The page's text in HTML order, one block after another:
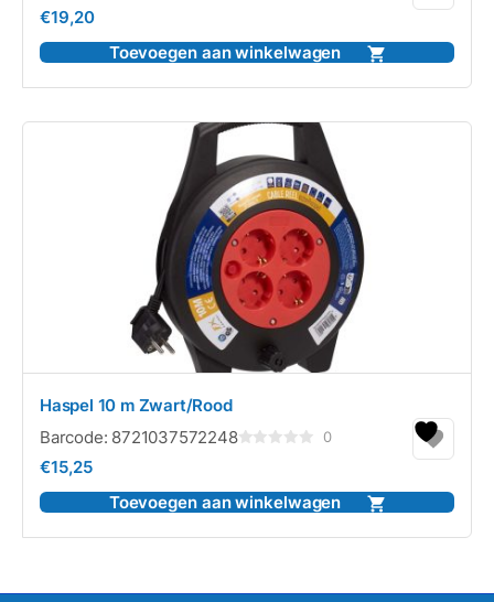
5
€19,20
Toevoegen aan winkelwagen
Haspel 10 m Zwart/Rood
Barcode: 8721037572248
5
0
€15,25
Toevoegen aan winkelwagen